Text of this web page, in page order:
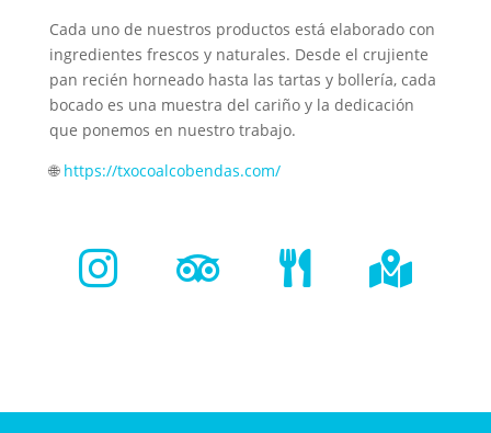
Cada uno de nuestros productos está elaborado con
ingredientes frescos y naturales. Desde el crujiente
pan recién horneado hasta las tartas y bollería, cada
bocado es una muestra del cariño y la dedicación
que ponemos en nuestro trabajo.
🌐 https://txocoalcobendas.com/
   